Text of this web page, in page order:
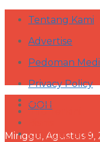
Tentang Kami
Advertise
Pedoman
Privacy Policy
OOH
Minggu, Agustus 9,
News
Info Terkini
Branding &